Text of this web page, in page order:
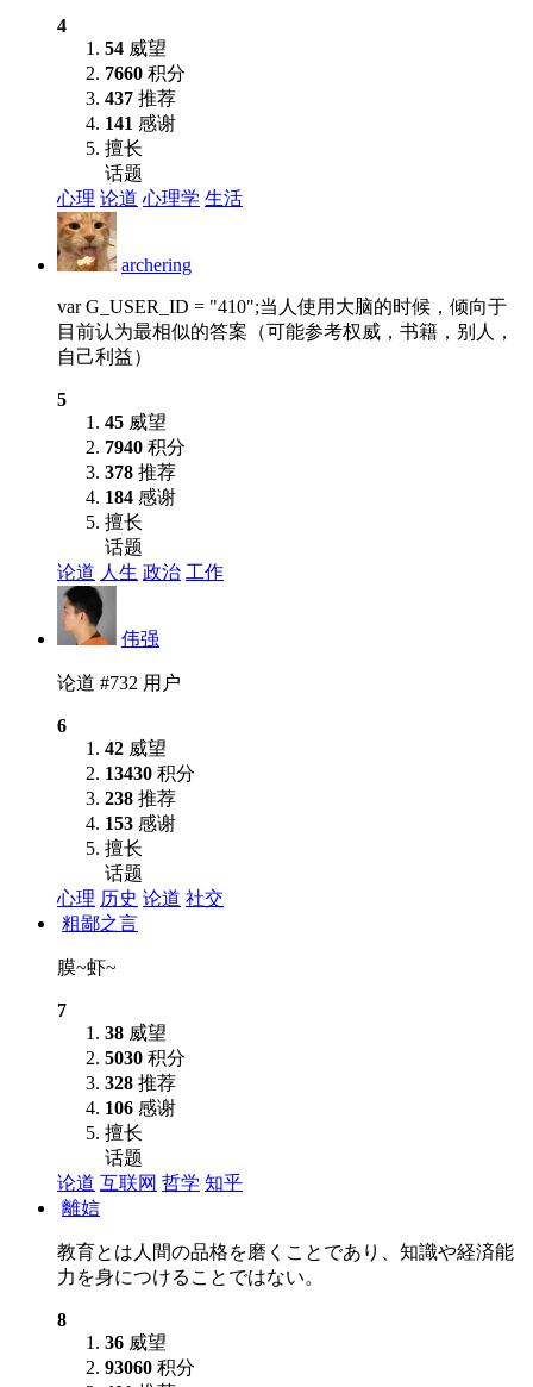
4
54 威望
7660 积分
437 推荐
141 感谢
擅长
话题
心理 论道 心理学 生活
archering
var G_USER_ID = "410";当人使用大脑的时候，倾向于
目前认为最相似的答案（可能参考权威，书籍，别人，
自己利益）
5
45 威望
7940 积分
378 推荐
184 感谢
擅长
话题
论道 人生 政治 工作
伟强
论道 #732 用户
6
42 威望
13430 积分
238 推荐
153 感谢
擅长
话题
心理 历史 论道 社交
粗鄙之言
膜~虾~
7
38 威望
5030 积分
328 推荐
106 感谢
擅长
话题
论道 互联网 哲学 知乎
離娮
教育とは人間の品格を磨くことであり、知識や経済能
力を身につけることではない。
8
36 威望
93060 积分